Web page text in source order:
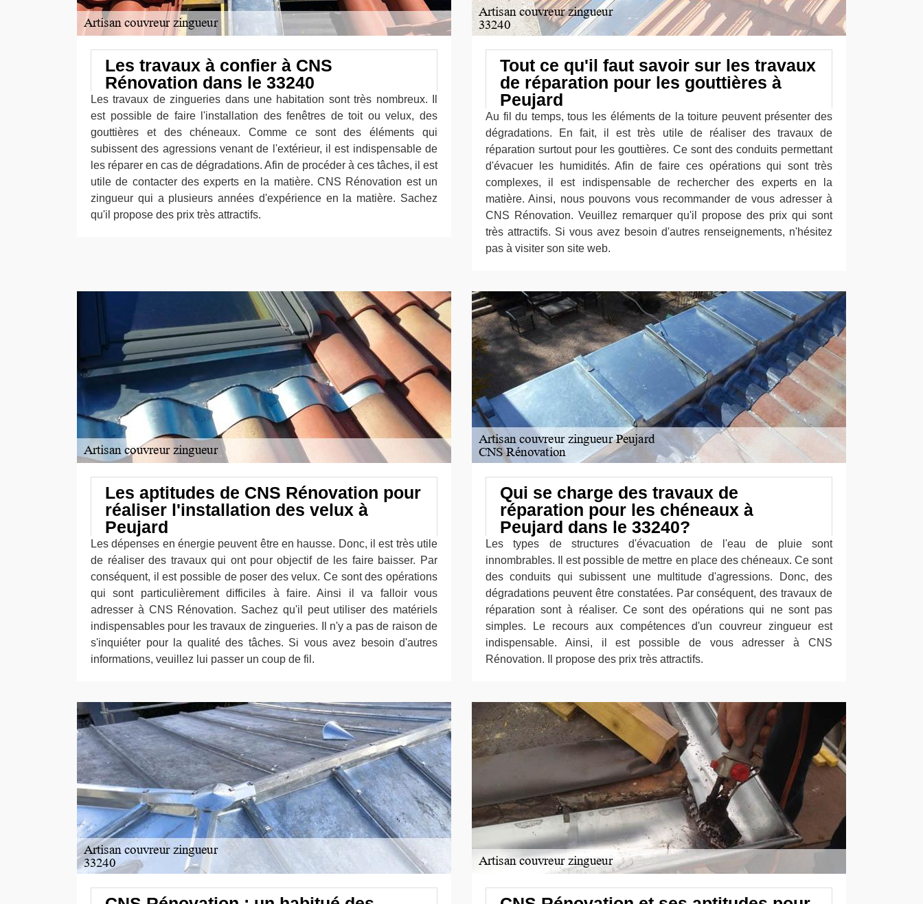
Les travaux à confier à CNS
Rénovation dans le 33240
Les travaux de zingueries dans une habitation sont très nombreux. Il
est possible de faire l'installation des fenêtres de toit ou velux, des
gouttières et des chéneaux. Comme ce sont des éléments qui
subissent des agressions venant de l'extérieur, il est indispensable de
les réparer en cas de dégradations. Afin de procéder à ces tâches, il est
utile de contacter des experts en la matière. CNS Rénovation est un
zingueur qui a plusieurs années d'expérience en la matière. Sachez
qu'il propose des prix très attractifs.
Tout ce qu'il faut savoir sur les travaux
de réparation pour les gouttières à
Peujard
Au fil du temps, tous les éléments de la toiture peuvent présenter des
dégradations. En fait, il est très utile de réaliser des travaux de
réparation surtout pour les gouttières. Ce sont des conduits permettant
d'évacuer les humidités. Afin de faire ces opérations qui sont très
complexes, il est indispensable de rechercher des experts en la
matière. Ainsi, nous pouvons vous recommander de vous adresser à
CNS Rénovation. Veuillez remarquer qu'il propose des prix qui sont
très attractifs. Si vous avez besoin d'autres renseignements, n'hésitez
pas à visiter son site web.
Les aptitudes de CNS Rénovation pour
réaliser l'installation des velux à
Peujard
Les dépenses en énergie peuvent être en hausse. Donc, il est très utile
de réaliser des travaux qui ont pour objectif de les faire baisser. Par
conséquent, il est possible de poser des velux. Ce sont des opérations
qui sont particulièrement difficiles à faire. Ainsi il va falloir vous
adresser à CNS Rénovation. Sachez qu'il peut utiliser des matériels
indispensables pour les travaux de zingueries. Il n'y a pas de raison de
s'inquiéter pour la qualité des tâches. Si vous avez besoin d'autres
informations, veuillez lui passer un coup de fil.
Qui se charge des travaux de
réparation pour les chéneaux à
Peujard dans le 33240?
Les types de structures d'évacuation de l'eau de pluie sont
innombrables. Il est possible de mettre en place des chéneaux. Ce sont
des conduits qui subissent une multitude d'agressions. Donc, des
dégradations peuvent être constatées. Par conséquent, des travaux de
réparation sont à réaliser. Ce sont des opérations qui ne sont pas
simples. Le recours aux compétences d'un couvreur zingueur est
indispensable. Ainsi, il est possible de vous adresser à CNS
Rénovation. Il propose des prix très attractifs.